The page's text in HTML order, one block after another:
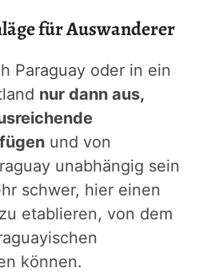
für Auswanderer
Paraguay oder in ein
nur dann aus,
und von
unabhängig sein
schwer, hier einen
etablieren, von dem
können.